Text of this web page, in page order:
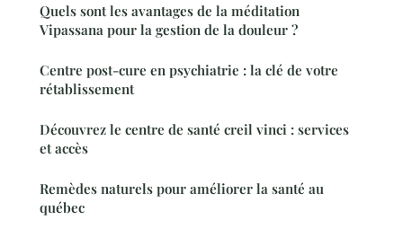
Quels sont les avantages de la méditation
Vipassana pour la gestion de la douleur ?
Centre post-cure en psychiatrie : la clé de votre
rétablissement
Découvrez le centre de santé creil vinci : services
et accès
Remèdes naturels pour améliorer la santé au
québec